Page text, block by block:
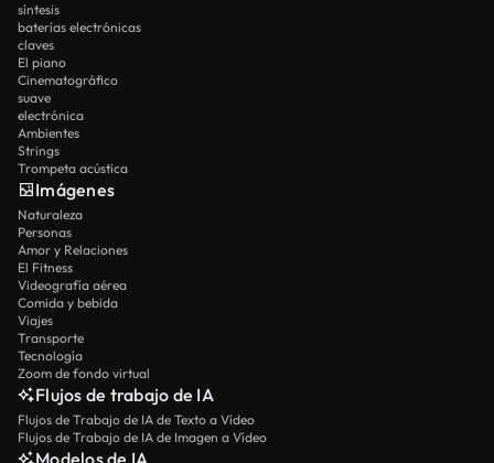
síntesis
baterías electrónicas
claves
El piano
Cinematográfico
suave
electrónica
Ambientes
Strings
Trompeta acústica
Imágenes
Naturaleza
Personas
Amor y Relaciones
El Fitness
Videografía aérea
Comida y bebida
Viajes
Transporte
Tecnología
Zoom de fondo virtual
Flujos de trabajo de IA
Flujos de Trabajo de IA de Texto a Vídeo
Flujos de Trabajo de IA de Imagen a Vídeo
Modelos de IA